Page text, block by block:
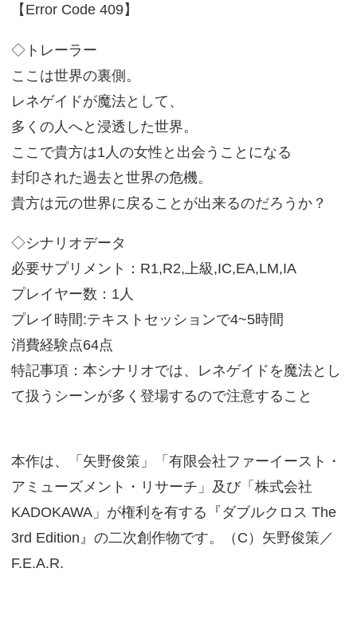
【Error Code 409】
◇トレーラー
ここは世界の裏側。
レネゲイドが魔法として、
多くの人へと浸透した世界。
ここで貴方は1人の女性と出会うことになる
封印された過去と世界の危機。
貴方は元の世界に戻ることが出来るのだろうか？
◇シナリオデータ
必要サプリメント：R1,R2,上級,IC,EA,LM,IA
プレイヤー数：1人
プレイ時間:テキストセッションで4~5時間
消費経験点64点
特記事項：本シナリオでは、レネゲイドを魔法とし
て扱うシーンが多く登場するので注意すること
本作は、「矢野俊策」「有限会社ファーイースト・
アミューズメント・リサーチ」及び「株式会社
KADOKAWA」が権利を有する『ダブルクロス The
3rd Edition』の二次創作物です。（C）矢野俊策／
F.E.A.R.